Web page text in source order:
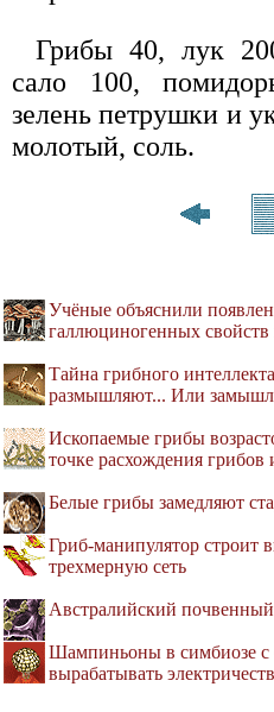
Грибы 40, лук
сало 100,
зелень петрушки и
молотый, соль.
Учёные объяснили
галлюциногенных свойств
Тайна грибного
размышляют... Или
Ископаемые грибы
точке расхождения
Белые грибы замедляют
Гриб-манипулятор строит
трехмерную сеть
Австралийский почвенный
Шампиньоны в симбиозе с
вырабатывать